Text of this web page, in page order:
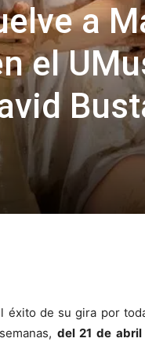
a
el
éxito de su gira por
del 21 de